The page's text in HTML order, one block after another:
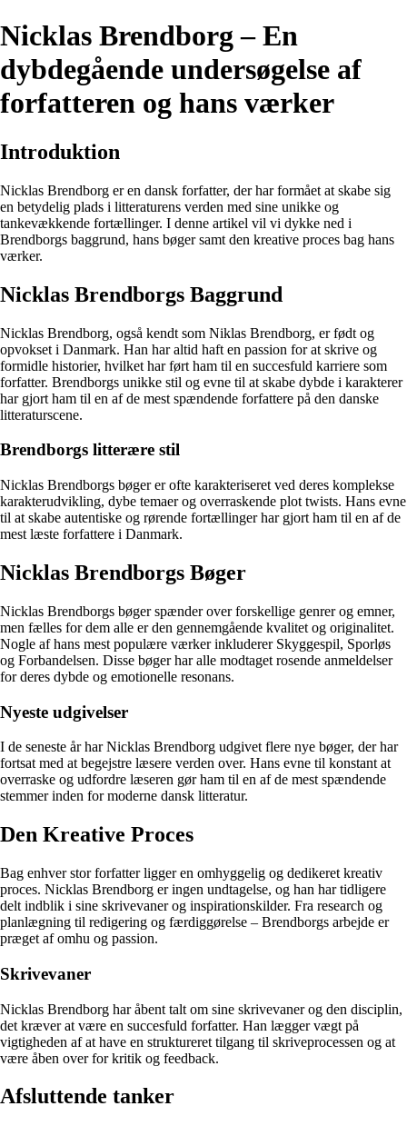
Nicklas Brendborg – En
dybdegående undersøgelse af
forfatteren og hans værker
Introduktion
Nicklas Brendborg er en dansk forfatter, der har formået at skabe sig
en betydelig plads i litteraturens verden med sine unikke og
tankevækkende fortællinger. I denne artikel vil vi dykke ned i
Brendborgs baggrund, hans bøger samt den kreative proces bag hans
værker.
Nicklas Brendborgs Baggrund
Nicklas Brendborg, også kendt som Niklas Brendborg, er født og
opvokset i Danmark. Han har altid haft en passion for at skrive og
formidle historier, hvilket har ført ham til en succesfuld karriere som
forfatter. Brendborgs unikke stil og evne til at skabe dybde i karakterer
har gjort ham til en af de mest spændende forfattere på den danske
litteraturscene.
Brendborgs litterære stil
Nicklas Brendborgs bøger er ofte karakteriseret ved deres komplekse
karakterudvikling, dybe temaer og overraskende plot twists. Hans evne
til at skabe autentiske og rørende fortællinger har gjort ham til en af de
mest læste forfattere i Danmark.
Nicklas Brendborgs Bøger
Nicklas Brendborgs bøger spænder over forskellige genrer og emner,
men fælles for dem alle er den gennemgående kvalitet og originalitet.
Nogle af hans mest populære værker inkluderer Skyggespil, Sporløs
og Forbandelsen. Disse bøger har alle modtaget rosende anmeldelser
for deres dybde og emotionelle resonans.
Nyeste udgivelser
I de seneste år har Nicklas Brendborg udgivet flere nye bøger, der har
fortsat med at begejstre læsere verden over. Hans evne til konstant at
overraske og udfordre læseren gør ham til en af de mest spændende
stemmer inden for moderne dansk litteratur.
Den Kreative Proces
Bag enhver stor forfatter ligger en omhyggelig og dedikeret kreativ
proces. Nicklas Brendborg er ingen undtagelse, og han har tidligere
delt indblik i sine skrivevaner og inspirationskilder. Fra research og
planlægning til redigering og færdiggørelse – Brendborgs arbejde er
præget af omhu og passion.
Skrivevaner
Nicklas Brendborg har åbent talt om sine skrivevaner og den disciplin,
det kræver at være en succesfuld forfatter. Han lægger vægt på
vigtigheden af at have en struktureret tilgang til skriveprocessen og at
være åben over for kritik og feedback.
Afsluttende tanker